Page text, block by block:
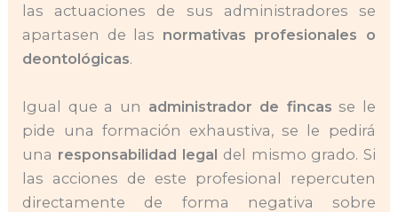
las actuaciones de sus administradores se
apartasen de las normativas profesionales o
deontológicas.
Igual que a un administrador de fincas se le
pide una formación exhaustiva, se le pedirá
una responsabilidad legal del mismo grado. Si
las acciones de este profesional repercuten
directamente de forma negativa sobre